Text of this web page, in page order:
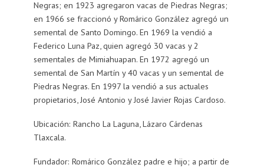
Negras; en 1923 agregaron vacas de Piedras Negras;
en 1966 se fraccionó y Romárico González agregó un
semental de Santo Domingo. En 1969 la vendió a
Federico Luna Paz, quien agregó 30 vacas y 2
sementales de Mimiahuapan. En 1972 agregó un
semental de San Martín y 40 vacas y un semental de
Piedras Negras. En 1997 la vendió a sus actuales
propietarios, José Antonio y José Javier Rojas Cardoso.
Ubicación: Rancho La Laguna, Lázaro Cárdenas
Tlaxcala.
Fundador: Romárico González padre e hijo; a partir de